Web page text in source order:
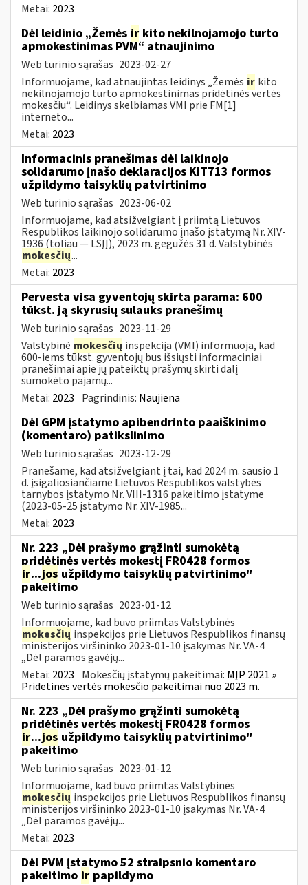
Metai: 2023
Dėl leidinio „Žemės ir kito nekilnojamojo turto
apmokestinimas PVM“ atnaujinimo
Web turinio sąrašas 2023-02-27
Informuojame, kad atnaujintas leidinys „Žemės ir kito
nekilnojamojo turto apmokestinimas pridėtinės vertės
mokesčiu“. Leidinys skelbiamas VMI prie FM[1]
interneto...
Metai: 2023
Informacinis pranešimas dėl laikinojo
solidarumo įnašo deklaracijos KIT713 formos
užpildymo taisyklių patvirtinimo
Web turinio sąrašas 2023-06-02
Informuojame, kad atsižvelgiant į priimtą Lietuvos
Respublikos laikinojo solidarumo įnašo įstatymą Nr. XIV-
1936 (toliau — LSĮĮ), 2023 m. gegužės 31 d. Valstybinės
mokesčių...
Metai: 2023
Pervesta visa gyventojų skirta parama: 600
tūkst. ją skyrusių sulauks pranešimų
Web turinio sąrašas 2023-11-29
Valstybinė mokesčių inspekcija (VMI) informuoja, kad
600-iems tūkst. gyventojų bus išsiųsti informaciniai
pranešimai apie jų pateiktų prašymų skirti dalį
sumokėto pajamų...
Metai: 2023 Pagrindinis: Naujiena
Dėl GPM įstatymo apibendrinto paaiškinimo
(komentaro) patikslinimo
Web turinio sąrašas 2023-12-29
Pranešame, kad atsižvelgiant į tai, kad 2024 m. sausio 1
d. įsigaliosiančiame Lietuvos Respublikos valstybės
tarnybos įstatymo Nr. VIII-1316 pakeitimo įstatyme
(2023-05-25 įstatymo Nr. XIV-1985...
Metai: 2023
Nr. 223 „Dėl prašymo grąžinti sumokėtą
pridėtinės vertės mokestį FR0428 formos
ir...jos užpildymo taisyklių patvirtinimo"
pakeitimo
Web turinio sąrašas 2023-01-12
Informuojame, kad buvo priimtas Valstybinės
mokesčių inspekcijos prie Lietuvos Respublikos finansų
ministerijos viršininko 2023-01-10 įsakymas Nr. VA-4
„Dėl paramos gavėjų...
Metai: 2023 Mokesčių įstatymų pakeitimai: MĮP 2021 »
Pridetinės vertės mokesčio pakeitimai nuo 2023 m.
Nr. 223 „Dėl prašymo grąžinti sumokėtą
pridėtinės vertės mokestį FR0428 formos
ir...jos užpildymo taisyklių patvirtinimo"
pakeitimo
Web turinio sąrašas 2023-01-12
Informuojame, kad buvo priimtas Valstybinės
mokesčių inspekcijos prie Lietuvos Respublikos finansų
ministerijos viršininko 2023-01-10 įsakymas Nr. VA-4
„Dėl paramos gavėjų...
Metai: 2023
Dėl PVM įstatymo 52 straipsnio komentaro
pakeitimo ir papildymo